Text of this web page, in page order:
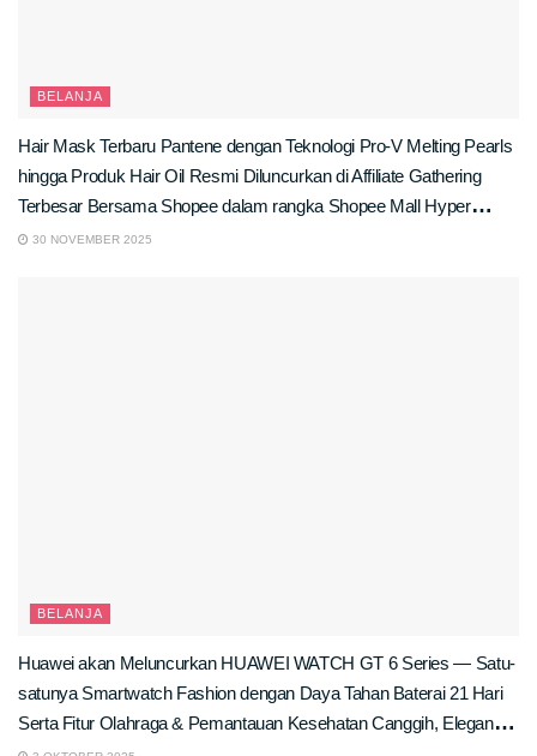
BELANJA
Hair Mask Terbaru Pantene dengan Teknologi Pro-V Melting Pearls
hingga Produk Hair Oil Resmi Diluncurkan di Affiliate Gathering
Terbesar Bersama Shopee dalam rangka Shopee Mall Hyper
Brand Day!
30 NOVEMBER 2025
BELANJA
Huawei akan Meluncurkan HUAWEI WATCH GT 6 Series — Satu-
satunya Smartwatch Fashion dengan Daya Tahan Baterai 21 Hari
Serta Fitur Olahraga & Pemantauan Kesehatan Canggih, Elegan di